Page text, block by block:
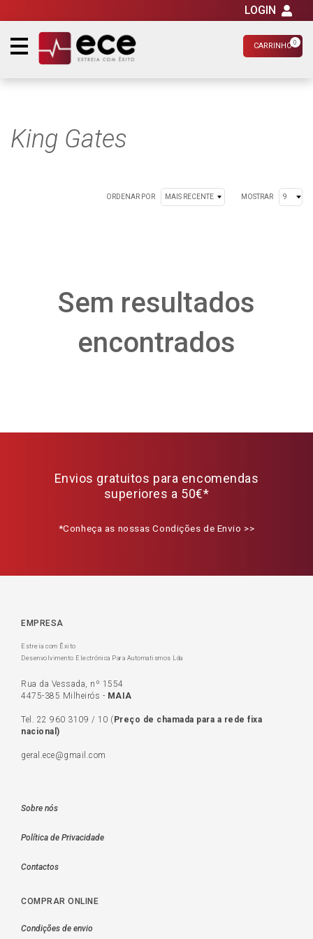
CARRINHO 0
LOGIN
King Gates
ORDENAR POR MOSTRAR
Sem resultados
encontrados
Envios gratuitos para encomendas
superiores a 50€*
*Conheça as nossas Condições de Envio >>
EMPRESA
Estreia com Êxito
Desenvolvimento Electrónica Para Automatismos Lda
Rua da Vessada, nº 1554
4475-385 Milheirós - MAIA
Tel. 22 960 3109 / 10 ( Preço de c hamada para a rede fixa
nacional)
geral.ece@gmail.com
Sobre nós
Política de Privacidade
Contactos
COMPRAR ONLINE
Condições de envio